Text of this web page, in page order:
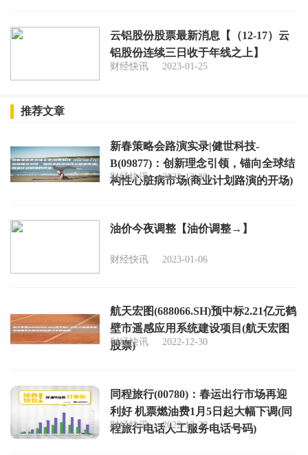
云铝股份股票最新消息【（12-17）云
铝股份连续三日收于年线之上】
财经快讯 2023-01-25
推荐文章
新春策略会路演实录|健世科技-
B(09877)：创新理念引领，锚向全球结
构性心脏病市场(商业计划路演的开场)
财经快讯 2022-12-30
油价今夜调整【油价调整→】
财经快讯 2023-01-06
航天宏图(688066.SH)预中标2.21亿元鹤
壁市遥感应用系统建设项目(航天宏图
股票)
财经快讯 2022-12-30
同程旅行(00780)：春运出行市场再迎
利好 机票燃油费1月5日起大幅下调(同
程旅行电话人工服务电话号码)
财经快讯 2022-12-30